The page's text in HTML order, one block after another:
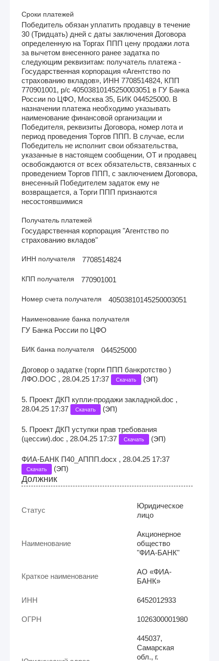
Сроки платежей
Победитель обязан уплатить продавцу в течение
30 (Тридцать) дней с даты заключения Договора
определенную на Торгах ППП цену продажи лота
за вычетом внесенного ранее задатка по
следующим реквизитам: получатель платежа -
Государственная корпорация «Агентство по
страхованию вкладов», ИНН 7708514824, КПП
770901001, р/с 40503810145250003051 в ГУ Банка
России по ЦФО, Москва 35, БИК 044525000. В
назначении платежа необходимо указывать
наименование финансовой организации и
Победителя, реквизиты Договора, номер лота и
период проведения Торгов ППП. В случае, если
Победитель не исполнит свои обязательства,
указанные в настоящем сообщении, ОТ и продавец
освобождаются от всех обязательств, связанных с
проведением Торгов ППП, с заключением Договора,
внесенный Победителем задаток ему не
возвращается, а Торги ППП признаются
несостоявшимися
Получатель платежей
Государственная корпорация "Агентство по
страхованию вкладов"
ИНН получателя 7708514824
КПП получателя 770901001
Номер счета получателя 40503810145250003051
Наименование банка получателя
ГУ Банка России по ЦФО
БИК банка получателя 044525000
Договор о задатке (торги ППП банкротство )
ЛФО.DOC , 28.04.25 17:37
Скачать (ЭП)
5. Проект ДКП купли-продажи закладной.doc ,
28.04.25 17:37
Скачать (ЭП)
5. Проект ДКП уступки прав требования
(цессии).doc , 28.04.25 17:37
Скачать (ЭП)
ФИА-БАНК П40_АППП.docx , 28.04.25 17:37
Скачать (ЭП)
Должник
Статус
Юридическое
лицо
Наименование
Акционерное
общество
"ФИА-БАНК"
Краткое наименование
АО «ФИА-
БАНК»
ИНН 6452012933
ОГРН 1026300001980
445037,
Самарская
обл., г.